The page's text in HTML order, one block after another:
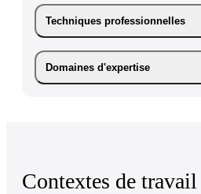
Techniques professionnelles
Domaines d'expertise
Contextes de travail